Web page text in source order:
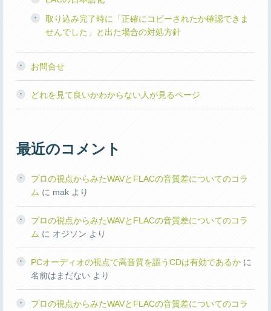
取り込み完了時に「正確にコピーされたか確認できま
せんでした」と出た場合の対処方針
お問合せ
どれを見て良いかわからない人が見るページ
最近のコメント
プロの視点からみたWAVとFLACの音質差についてのコラ
ム に makより
プロの視点からみたWAVとFLACの音質差についてのコラ
ム に オジソン より
PCオーディオの視点で高音質を謳うCDは有効であるかに
名前はまだない より
プロの視点からみたWAVとFLACの音質差についてのコラ